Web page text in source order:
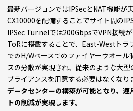
最新バージョンではIPSecとNAT機能が
CX10000を配備することでサイト間の
IPSec Tunnelでは200GbpsでVPN接続
ToRに搭載することで、East-Westトラ
でのH/Wベースでのファイヤーウオール
スの分散が実現され、従来のような大
プライアンスを用意する必要はなくなり
データセンターの構築が可能となり、運
トの削減が実現します。